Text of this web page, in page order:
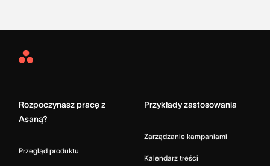
Asana
Rozpoczynasz pracę z
Asaną?
Przegląd produktu
Przykłady zastosowania
Zarządzanie kampaniami
Kalendarz treści